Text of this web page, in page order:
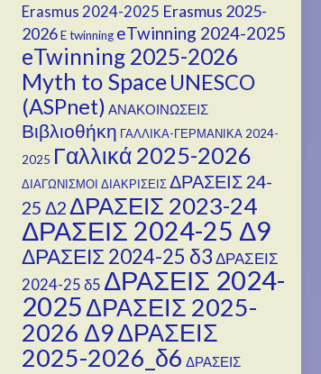
Erasmus 2024-2025 Erasmus 2025-
2026E twinning eTwinning 2024-2025
eTwinning 2025-2026
Myth to SpaceUNESCO
(ASPnet) ΑΝΑΚΟΙΝΩΣΕΙΣ
Βιβλιοθήκη ΓΑΛΛΙΚΑ-ΓΕΡΜΑΝΙΚΑ 2024-
2025 Γαλλικά 2025-2026
ΔΙΑΓΩΝΙΣΜΟΙ ΔΙΑΚΡΙΣΕΙΣΔΡΑΣΕΙΣ 24-
25 Δ2ΔΡΑΣΕΙΣ 2023-24
ΔΡΑΣΕΙΣ 2024-25 Δ9
ΔΡΑΣΕΙΣ 2024-25 δ3ΔΡΑΣΕΙΣ
2024-25 δ5ΔΡΑΣΕΙΣ 2024-
2025ΔΡΑΣΕΙΣ 2025-
2026 Δ9ΔΡΑΣΕΙΣ
2025-2026_δ6 ΔΡΑΣΕΙΣ